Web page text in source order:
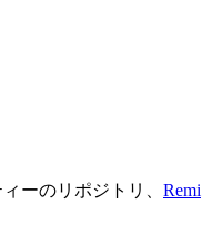
ーのリポジトリ、 Remi